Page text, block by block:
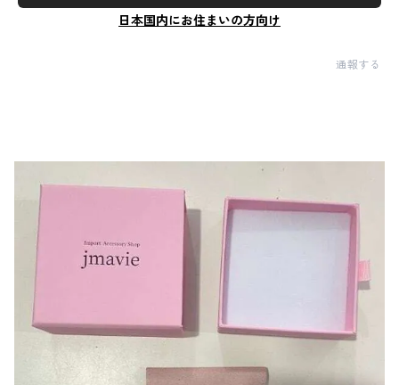
日本国内にお住まいの方向け
通報する